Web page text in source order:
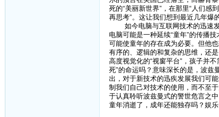
死的“美丽新世界”，在那里“人们感
再思考”。这让我们想到最近几年爆
如今电脑与互联网技术的迅速发
电脑可能是一种延续“童年”的传播
可能使童年的存在成为必要。但他
有序的、逻辑的和复杂的思维，还
高度视觉化的“视窗平台”，孩子并
死”的命运吗？意味深长的是，波兹
出，对于新技术的迅疾发展我们可
制我们自己对技术的使用，而不至
于认真聆听波兹曼式的警世危言之
童年消逝了，成年还能独存吗？娱